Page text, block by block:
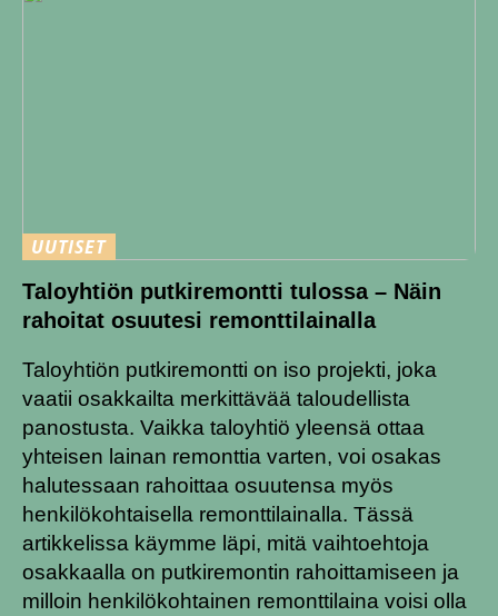
UUTISET
Taloyhtiön putkiremontti tulossa – Näin
rahoitat osuutesi remonttilainalla
Taloyhtiön putkiremontti on iso projekti, joka
vaatii osakkailta merkittävää taloudellista
panostusta. Vaikka taloyhtiö yleensä ottaa
yhteisen lainan remonttia varten, voi osakas
halutessaan rahoittaa osuutensa myös
henkilökohtaisella remonttilainalla. Tässä
artikkelissa käymme läpi, mitä vaihtoehtoja
osakkaalla on putkiremontin rahoittamiseen ja
milloin henkilökohtainen remonttilaina voisi olla